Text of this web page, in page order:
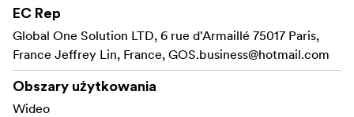
EC Rep
Global One Solution LTD, 6 rue d'Armaillé 75017 Paris,
France Jeffrey Lin, France, GOS.business@hotmail.com
Obszary użytkowania
Wideo